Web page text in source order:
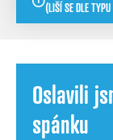
(LIŠÍ SE DLE
Oslavili
spánku